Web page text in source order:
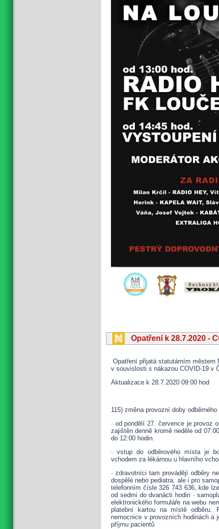
Opatření k 28.7.2020 -
Opatření přijatá statutárním
v souvislosti s nákazou COVID-19 v
Aktualizace k 28.7.2020 09:00 hod
115) změna provozní doby
· od pondělí 27. července je provoz
zajištěn denně kromě neděle od
do 12:00 hodin.
· vstup do odběrového místa je
vchodem za lékárnou u hlavního
· zdravotníci tam provádějí odběry
dospělé nebo pediatra, ale i pro
telefonním čísle 326 743 636, kde
od sedmi do dvanácti hodin ·
elektronického formuláře na webu
platební kartou na místě odběru.
nemocnice v provozních hodinách a
příjmu pacientů